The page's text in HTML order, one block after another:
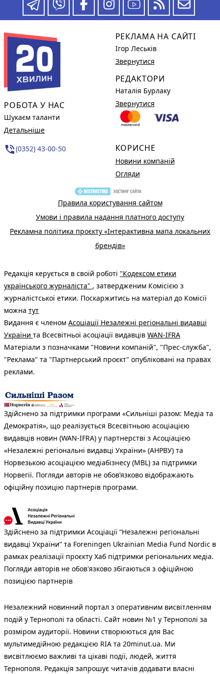
РОБОТА У НАС
Шукаєм таланти
Детальніше
phone_in_talk(0352) 43-00-50
РЕКЛАМА НА САЙТІ
Ігор Леськів
Звернутися
РЕДАКТОРИ
Наталія Бурлаку
Звернутися
КОРИСНЕ
Новини компаній
Огляди
Правила користування сайтом
Умови і правила надання платного доступу
Рекламна політика проєкту «Інтерактивна мапа локальних
брендів»
Редакція керується в своїй роботі "Кодексом етики
українського журналіста" , затвердженим Комісією з
журналістської етики. Поскаржитись на матеріал до Комісії
можна тут
Видання є членом Асоціації Незалежні регіональні видавці
України та Всесвітньої асоціації видавців WAN-IFRA
Матеріали з позначками "Новини компаній", "Прес-служба",
"Реклама" та "Партнерський проєкт" опубліковані на правах
реклами.
Здійснено за підтримки програми «Сильніші разом: Медіа та
Демократія», що реалізується Всесвітньою асоціацією
видавців новин (WAN-IFRA) у партнерстві з Асоціацією
«Незалежні регіональні видавці України» (АНРВУ) та
Норвезькою асоціацією медіабізнесу (MBL) за підтримки
Норвегії. Погляди авторів не обов’язково відображають
офіційну позицію партнерів програми.
Здійснено за підтримки Асоціації “Незалежні регіональні
видавці України” та Foreningen Ukrainian Media Fund Nordic в
рамках реалізації проєкту Хаб підтримки регіональних медіа.
Погляди авторів не обов'язково збігаються з офіційною
позицією партнерів
Незалежний новинний портал з оперативним висвітленням
подій у Тернополі та області. Сайт новин №1 у Тернополі за
розміром аудиторії. Новини створюються для Вас
мультимедійною редакцією RIA та 20minut.ua. Ми
висвітлюємо важливі та цікаві події, людей, життя
Тернополя. Редакція запрошує читачів додавати власні